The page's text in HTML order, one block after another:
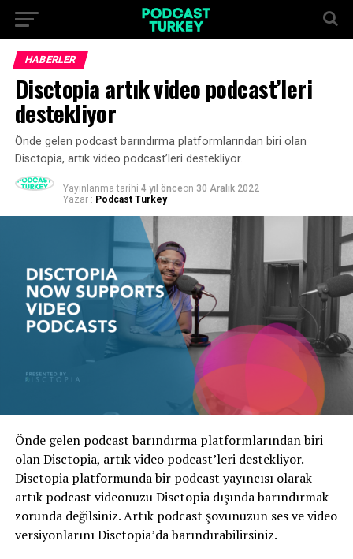
HABERLER
Disctopia artık video podcast’leri
destekliyor
Önde gelen podcast barındırma platformlarından biri olan
Disctopia, artık video podcast’leri destekliyor.
Yayınlanma tarihi 4 yıl önceon 30 Aralık 2022
Yazar : Podcast Turkey
Önde gelen podcast barındırma platformlarından biri
olan Disctopia, artık video podcast’leri destekliyor.
Disctopia platformunda bir podcast yayıncısı olarak
artık podcast videonuzu Disctopia dışında barındırmak
zorunda değilsiniz. Artık podcast şovunuzun ses ve video
versiyonlarını Disctopia’da barındırabilirsiniz.